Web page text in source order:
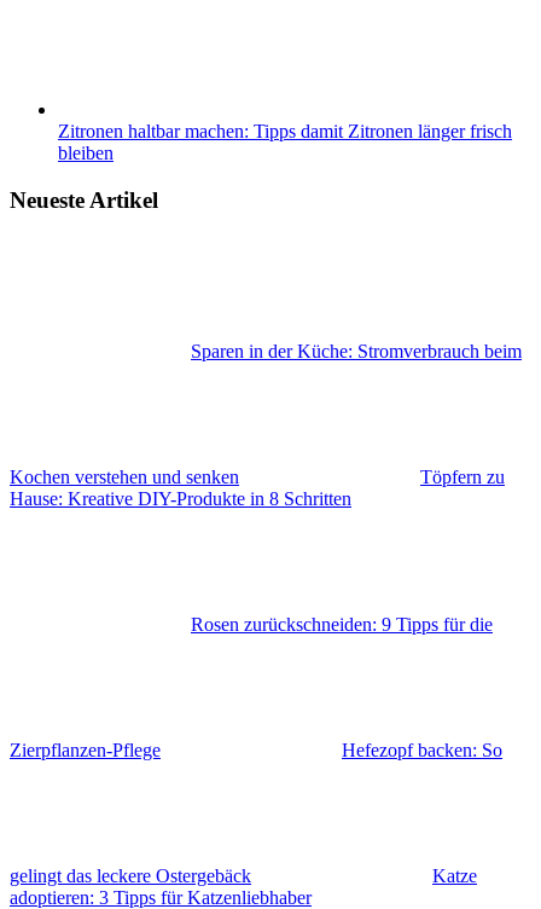
Zitronen haltbar machen: Tipps damit Zitronen länger frisch
bleiben
Neueste Artikel
Sparen in der Küche: Stromverbrauch beim
Kochen verstehen und senken
Töpfern zu
Hause: Kreative DIY-Produkte in 8 Schritten
Rosen zurückschneiden: 9 Tipps für die
Zierpflanzen-Pflege Hefezopf backen: So
gelingt das leckere Ostergebäck
Katze
adoptieren: 3 Tipps für Katzenliebhaber